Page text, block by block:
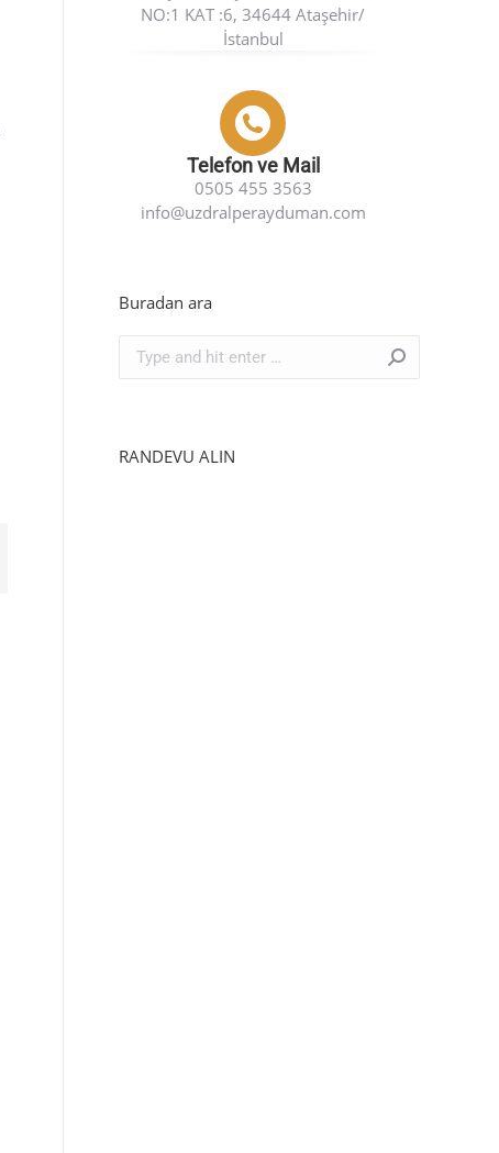
NO:1 KAT :6, 34644 Ataşehir/
İstanbul
Telefon ve Mail
0505 455 3563
info@uzdralperayduman.com
Buradan ara
Search:
RANDEVU ALIN